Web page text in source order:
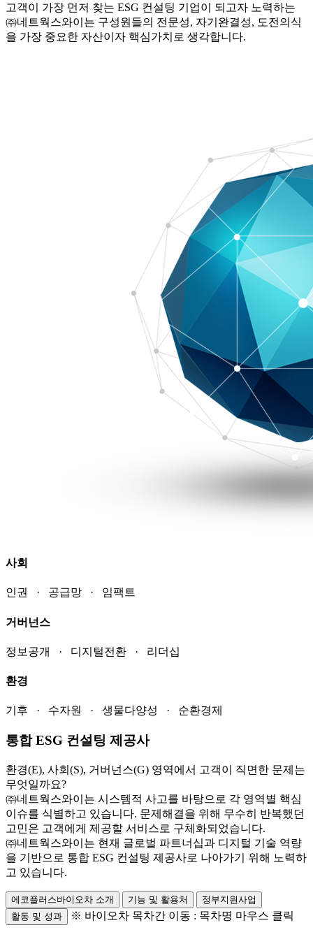
고객이 가장 먼저 찾는 ESG 컨설팅 기업이 되고자 노력하는
㈜네트웍스와이는 구성원들의 전문성, 자기완결성, 도전의식
을 가장 중요한 자산이자 핵심가치로 생각합니다.
사회
인권 · 공급망 · 임팩트
거버넌스
정보공개 · 디지털전환 · 리더십
환경
기후 · 수자원 · 생물다양성 · 순환경제
통합 ESG 컨설팅 제공사
환경(E), 사회(S), 거버넌스(G) 영역에서 고객이 직면한 문제는
무엇일까요?
㈜네트웍스와이는 시스템적 사고를 바탕으로 각 영역별 핵심
이슈를 식별하고 있습니다. 문제해결을 위해 무수히 반복했던
고민은 고객에게 제공할 서비스로 구체화되었습니다.
㈜네트웍스와이는 현재 글로벌 파트너십과 디지털 기술 역량
을 기반으로 통합 ESG 컨설팅 제공사로 나아가기 위해 노력하
고 있습니다.
에코플러스바이오차 소개 기능 및 활용처
정부지원사업
활동 및 성과
※ 바이오차 목차간 이동 : 목차명 마우스 클릭